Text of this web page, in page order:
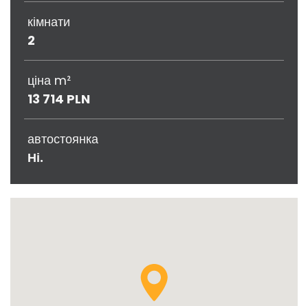
кімнати
2
ціна m²
13 714 PLN
автостоянка
Ні.